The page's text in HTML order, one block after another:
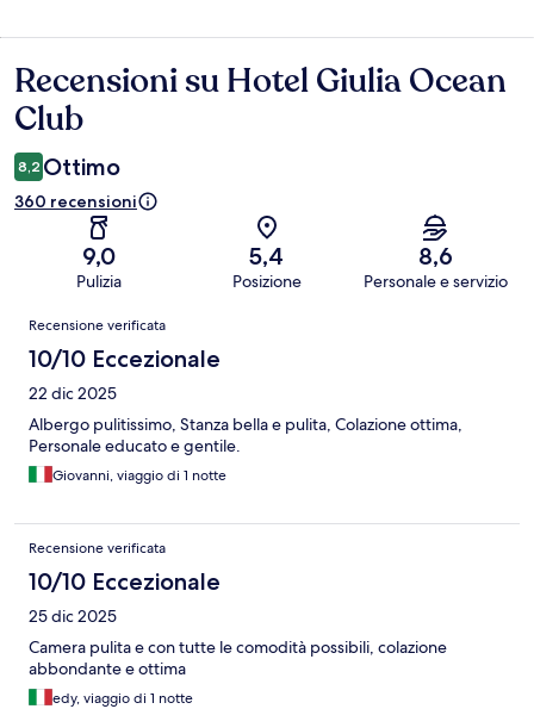
Recensioni
Recensioni su Hotel Giulia Ocean
Club
8,2 Ottimo
360 recensioni
9,0
Pulizia
5,4
Posizione
8,6
Personale e servizio
Recensioni
Recensione verificata
10/10 Eccezionale
22 dic 2025
Albergo pulitissimo, Stanza bella e pulita, Colazione ottima,
Personale educato e gentile.
Giovanni, viaggio di 1 notte
Recensione verificata
10/10 Eccezionale
25 dic 2025
Camera pulita e con tutte le comodità possibili, colazione
abbondante e ottima
edy, viaggio di 1 notte